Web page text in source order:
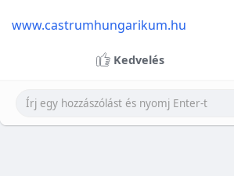
www.castrumhungarikum.hu
Kedvelés